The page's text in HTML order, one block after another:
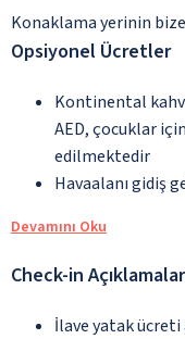
Konaklama yerinin
Opsiyonel Ücretler
Kontinental
AED, çocuklar
edilmektedir
Havaalanı gidiş
Devamını Oku
Check-in
İlave yatak